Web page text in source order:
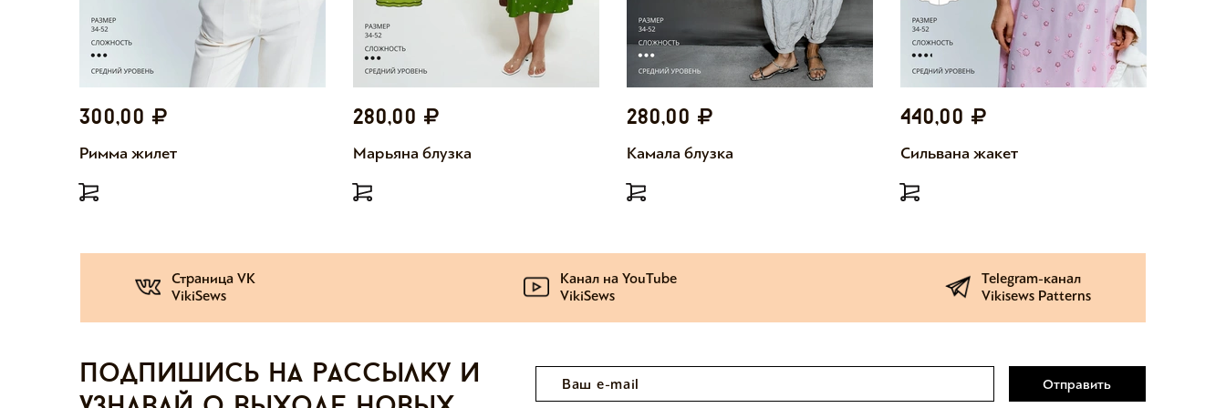
300,00
Римма жилет
280,00
Марьяна блузка
280,00
Камала блузка
440,00
Сильвана жакет
Страница VK
VikiSews
Канал на YouTube
VikiSews
Telegram-канал
Vikisews Patterns
Подпишись на рассылку и
Отправить